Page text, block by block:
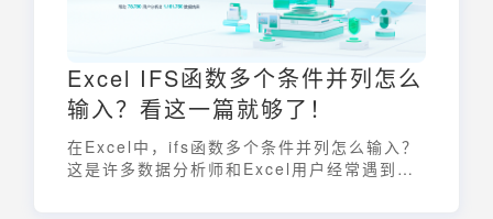
Excel IFS函数多个条件并列怎么
输入？看这一篇就够了！
在Excel中，ifs函数多个条件并列怎么输入？
这是许多数据分析师和Excel用户经常遇到的